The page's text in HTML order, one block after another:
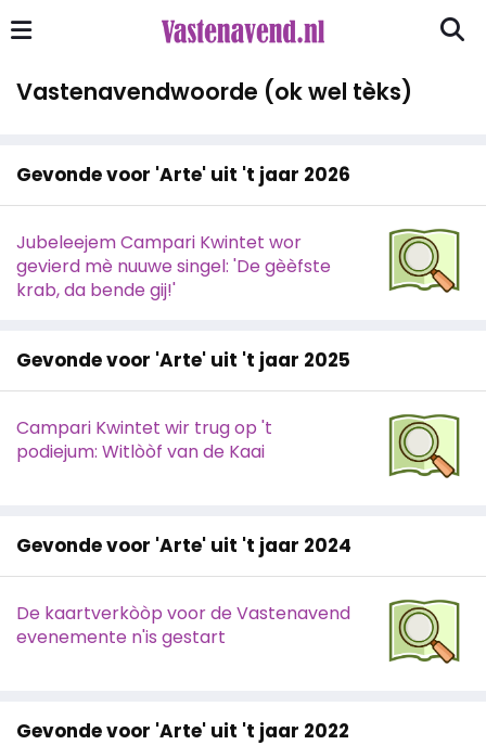
Vastenavendwoorde (ok wel tèks)
Gevonde voor 'Arte' uit 't jaar 2026
Jubeleejem Campari Kwintet wor
gevierd mè nuuwe singel: 'De gèèfste
krab, da bende gij!'
Gevonde voor 'Arte' uit 't jaar 2025
Campari Kwintet wir trug op 't
podiejum: Witlòòf van de Kaai
Gevonde voor 'Arte' uit 't jaar 2024
De kaartverkòòp voor de Vastenavend
evenemente n'is gestart
Gevonde voor 'Arte' uit 't jaar 2022